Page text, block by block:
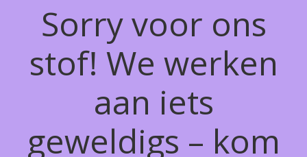
Sorry voor ons
stof! We werken
aan iets
geweldigs – kom